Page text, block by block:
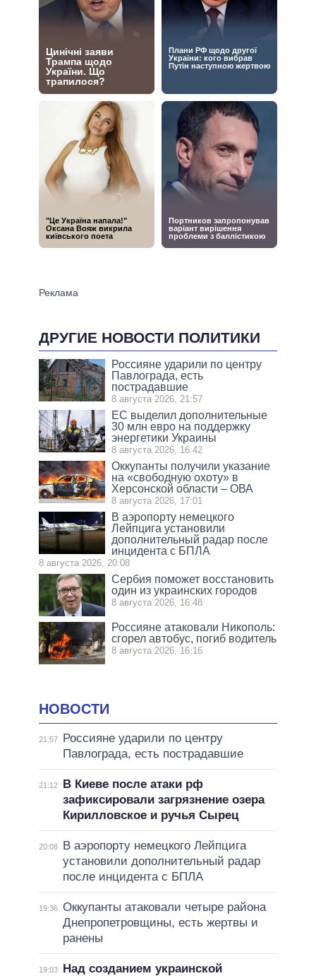
ДРУГИЕ НОВОСТИ ПОЛИТИКИ
Россияне ударили по центру
Павлограда, есть
пострадавшие
8 августа 2026, 21:57
ЕС выделил дополнительные
30 млн евро на поддержку
энергетики Украины
8 августа 2026, 16:42
Оккупанты получили указание
на «свободную охоту» в
Херсонской области – ОВА
8 августа 2026, 17:01
В аэропорту немецкого
Лейпцига установили
дополнительный радар после
инцидента с БПЛА
8 августа 2026, 20:08
Сербия поможет восстановить
один из украинских городов
8 августа 2026, 16:48
Россияне атаковали Никополь:
сгорел автобус, погиб водитель
8 августа 2026, 16:16
НОВОСТИ
21:57
Россияне ударили по центру
Павлограда, есть пострадавшие
21:12
В Киеве после атаки рф
зафиксировали загрязнение озера
Кирилловское и ручья Сырец
20:08
В аэропорту немецкого Лейпцига
установили дополнительный радар
после инцидента с БПЛА
19:36 Оккупанты атаковали четыре района
Днепропетровщины, есть жертвы и
ранены
19:03
Над созданием украинской